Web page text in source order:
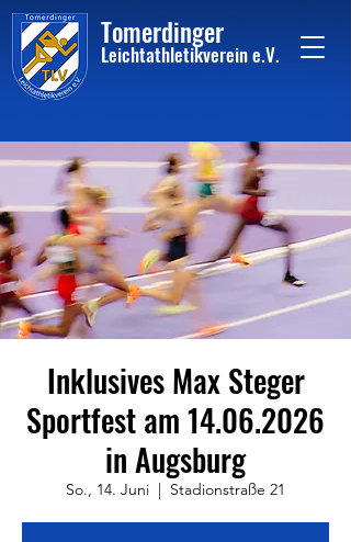
Tomerdinger
Leichtathletikvereine.V.
Inklusives Max Steger
Sportfest am 14.06.2026
in Augsburg
So., 14. Juni
  |
Stadionstraße 21